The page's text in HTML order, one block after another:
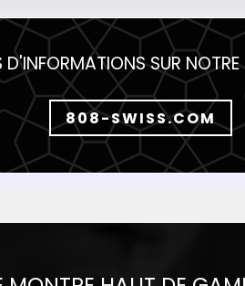
D'INFORMATIONS SUR NOTRE
808-SWISS.COM